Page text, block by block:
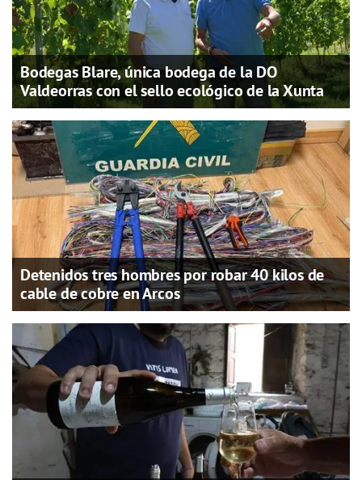
Bodegas Blare, única bodega de la DO
Valdeorras con el sello ecológico de la Xunta
Detenidos tres hombres por robar 40 kilos de
cable de cobre en Arcos